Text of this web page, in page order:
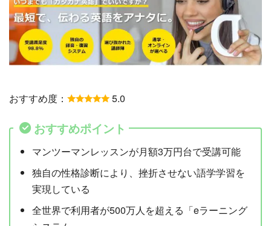
おすすめ度： 5.0
おすすめポイント
マンツーマンレッスンが月額3万円台で受講可能
独自の性格診断により、挫折させない語学学習を
実現している
全世界で利用者が500万人を超える「eラーニング